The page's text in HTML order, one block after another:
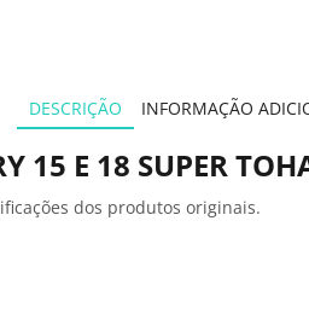
DESCRIÇÃO INFORMAÇÃO
15 E 18 SUPER
dos produtos originais.